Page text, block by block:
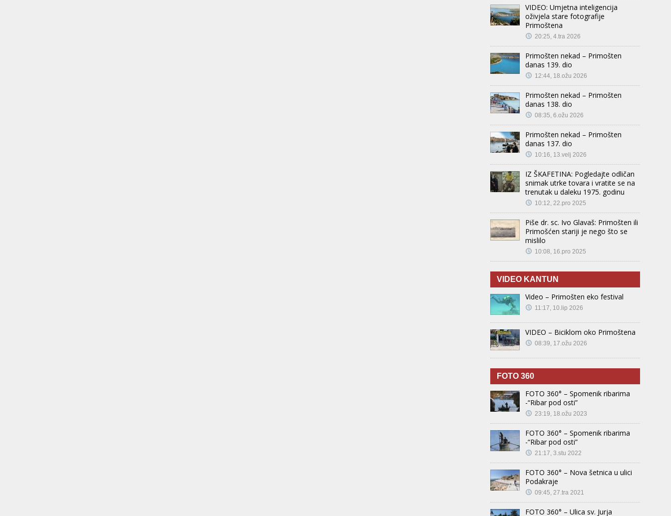
VIDEO: Umjetna inteligencija
oživjela stare fotografije
Primoštena
20:25, 4.tra 2026
Primošten nekad – Primošten
danas 139. dio
12:44, 18.ožu 2026
Primošten nekad – Primošten
danas 138. dio
08:35, 6.ožu 2026
Primošten nekad – Primošten
danas 137. dio
10:16, 13.velj 2026
IZ ŠKAFETINA: Pogledajte odličan
snimak utrke tovara i vratite se na
trenutak u daleku 1975. godinu
10:12, 22.pro 2025
Piše dr. sc. Ivo Glavaš: Primošten ili
Primošćen stariji je nego što se
mislilo
10:08, 16.pro 2025
VIDEO KANTUN
Video – Primošten eko festival
11:17, 10.lip 2026
VIDEO – Biciklom oko Primoštena
08:39, 17.ožu 2026
FOTO 360
FOTO 360° – Spomenik ribarima
-“Ribar pod osti”
23:19, 18.ožu 2023
FOTO 360° – Spomenik ribarima
-“Ribar pod osti”
21:17, 3.stu 2022
FOTO 360° – Nova šetnica u ulici
Podakraje
09:45, 27.tra 2021
FOTO 360° – Ulica sv. Jurja